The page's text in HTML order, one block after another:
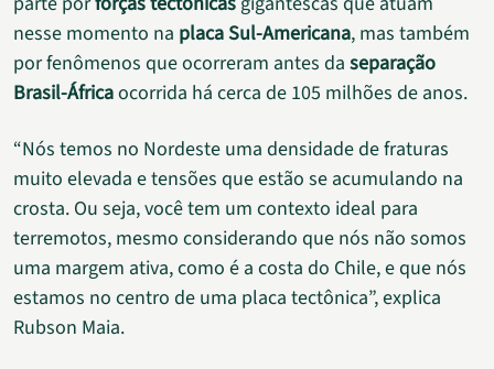
nesse momento na placa Sul-Americana, mas também
por fenômenos que ocorreram antes da separação
Brasil-Áfricaocorrida há cerca de 105 milhões de anos.
“Nós temos no Nordeste uma densidade de fraturas
muito elevada e tensões que estão se acumulando na
crosta. Ou seja, você tem um contexto ideal para
terremotos, mesmo considerando que nós não somos
uma margem ativa, como é a costa do Chile, e que nós
estamos no centro de uma placa tectônica”, explica
Rubson Maia.